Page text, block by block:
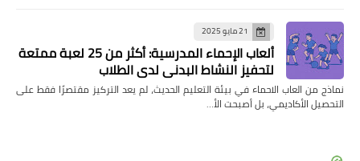
21 مايو 2025
ألعاب الإحماء المدرسية: أكثر من 25 لعبة ممتعة
لتحفيز النشاط البدني لدى الطلاب
نماذج من العاب الاحماء في بيئة التعليم الحديث، لم يعد التركيز مقتصرًا فقط على
التحصيل الأكاديمي، بل أصبحت الأ…